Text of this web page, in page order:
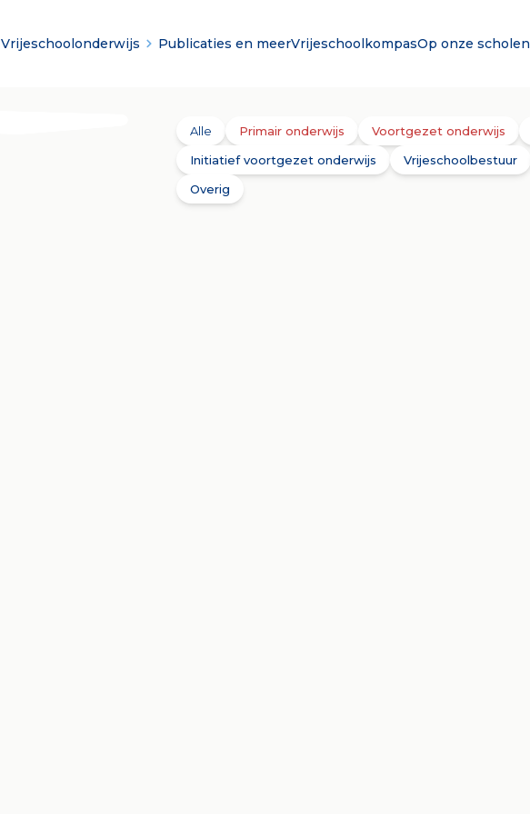
Vrijeschoolonderwijs Publicaties en meerVrijeschoolkompasOp onze scholen
Alle Primair onderwijs Voortgezet onderwijs
Initiatief voortgezet onderwijs
Vrijeschoolbestuur
Overig